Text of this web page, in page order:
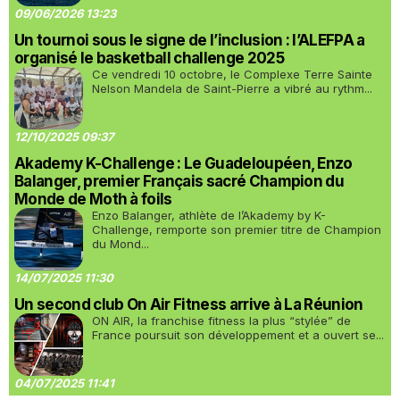
09/06/2026 13:23
Un tournoi sous le signe de l’inclusion : l’ALEFPA a
organisé le basketball challenge 2025
Ce vendredi 10 octobre, le Complexe Terre Sainte
Nelson Mandela de Saint-Pierre a vibré au rythm...
12/10/2025 09:37
Akademy K-Challenge : Le Guadeloupéen, Enzo
Balanger, premier Français sacré Champion du
Monde de Moth à foils
Enzo Balanger, athlète de l’Akademy by K-
Challenge, remporte son premier titre de Champion
du Mond...
14/07/2025 11:30
Un second club On Air Fitness arrive à La Réunion
ON AIR, la franchise fitness la plus “stylée” de
France poursuit son développement et a ouvert se...
04/07/2025 11:41